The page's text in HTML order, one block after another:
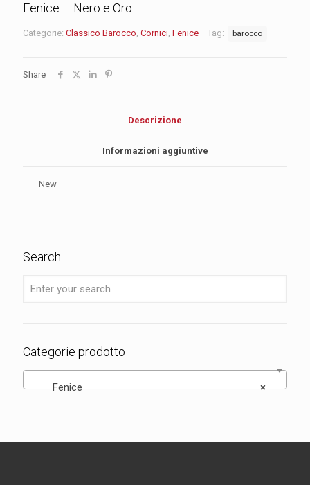
Fenice – Nero e Oro
Categorie: Classico Barocco, Cornici, Fenice Tag: barocco
Share
Descrizione
Informazioni aggiuntive
New
Search
Categorie prodotto
×
Fenice